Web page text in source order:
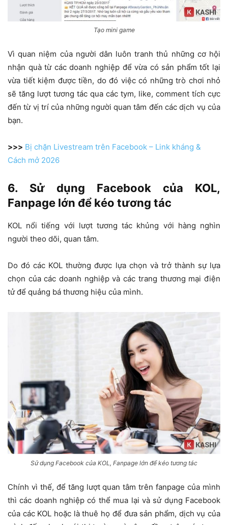
Tạo mini game
Vì quan niệm của người dân luôn tranh thủ những cơ hội
nhận quà từ các doanh nghiệp để vừa có sản phẩm tốt lại
vừa tiết kiệm được tiền, do đó việc có những trò chơi nhỏ
sẽ tăng lượt tương tác qua các tym, like, comment tích cực
đến từ vị trí của những người quan tâm đến các dịch vụ của
bạn.
>>> Bị chặn Livestream trên Facebook – Link kháng &
Cách mở 2026
6. Sử dụng Facebook của KOL,
Fanpage lớn để kéo tương tác
KOL nổi tiếng với lượt tương tác khủng với hàng nghìn
người theo dõi, quan tâm.
Do đó các KOL thường được lựa chọn và trở thành sự lựa
chọn của các doanh nghiệp và các trang thương mại điện
tử để quảng bá thương hiệu của mình.
Sử dụng Facebook của KOL, Fanpage lớn để kéo tương tác
Chính vì thế, để tăng lượt quan tâm trên fanpage của mình
thì các doanh nghiệp có thể mua lại và sử dụng Facebook
của các KOL hoặc là thuê họ để đưa sản phẩm, dịch vụ của